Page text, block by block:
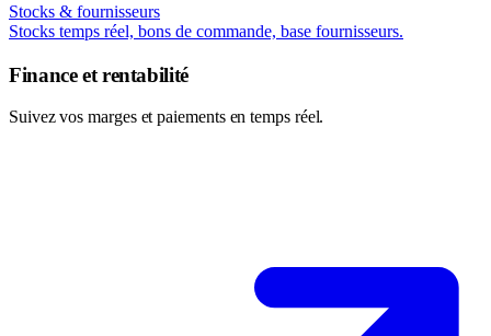
Stocks & fournisseurs
Stocks temps réel, bons de commande, base fournisseurs.
Finance et rentabilité
Suivez vos marges et paiements en temps réel.